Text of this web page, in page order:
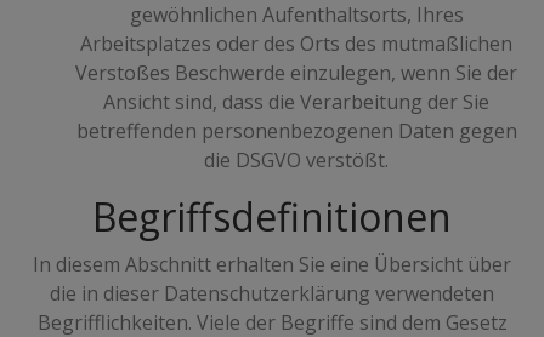
gewöhnlichen Aufenthaltsorts, Ihres
Arbeitsplatzes oder des Orts des mutmaßlichen
Verstoßes Beschwerde einzulegen, wenn Sie der
Ansicht sind, dass die Verarbeitung der Sie
betreffenden personenbezogenen Daten gegen
die DSGVO verstößt.
Begriffsdefinitionen
In diesem Abschnitt erhalten Sie eine Übersicht über
die in dieser Datenschutzerklärung verwendeten
Begrifflichkeiten. Viele der Begriffe sind dem Gesetz